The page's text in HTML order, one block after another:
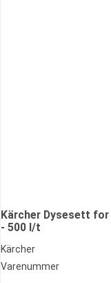
Kärcher Dysesett
- 500 l/t
Kärcher
Varenummer